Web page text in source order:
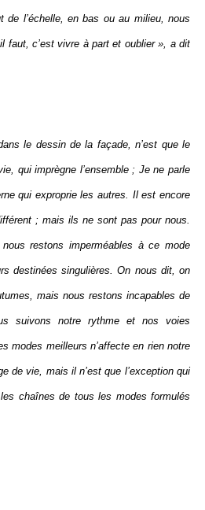
l’échelle, en bas ou au milieu, nous
faut, c’est vivre à part et oublier », a dit
le dessin de la façade, n’est que le
qui imprègne l’ensemble ; Je ne parle
qui exproprie les autres. Il est encore
; mais ils ne sont pas pour nous.
restons imperméables à ce mode
destinées singulières. On nous dit, on
mais nous restons incapables de
suivons notre rythme et nos voies
modes meilleurs n’affecte en rien notre
de vie, mais il n’est que l’exception qui
chaînes de tous les modes formulés